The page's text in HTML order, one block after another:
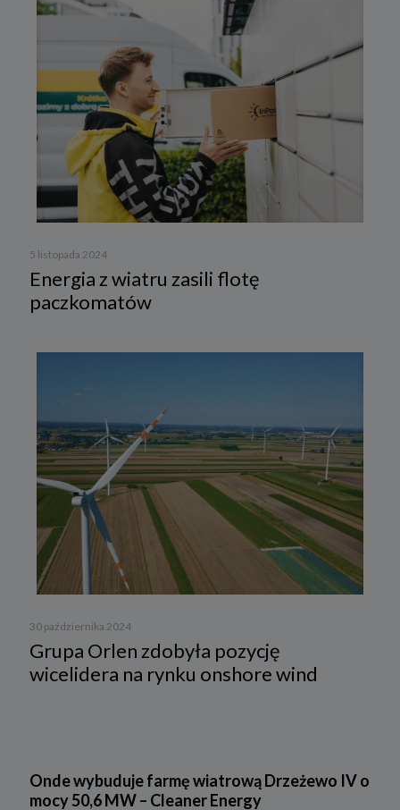
5 listopada 2024
Energia z wiatru zasili flotę
paczkomatów
30 października 2024
Grupa Orlen zdobyła pozycję
wicelidera na rynku onshore wind
Onde wybuduje farmę wiatrową Drzeżewo IV o
mocy 50,6 MW – Cleaner Energy